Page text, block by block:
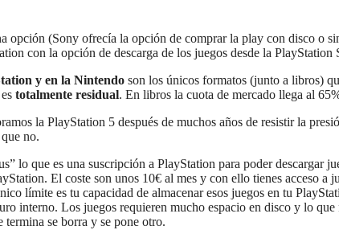
opción (Sony ofrecía la opción de comprar la play con disco o
con la opción de descarga de los juegos desde la PlayStation
y en la Nintendo son los únicos formatos (junto a libros)
totalmente residual. En libros la cuota de mercado llega al
la PlayStation 5 después de muchos años de resistir la
no.
lo que es una suscripción a PlayStation para poder descargar
El coste son unos 10€ al mes y con ello tienes acceso a
límite es tu capacidad de almacenar esos juegos en tu
interno. Los juegos requieren mucho espacio en disco y lo que
termina se borra y se pone otro.